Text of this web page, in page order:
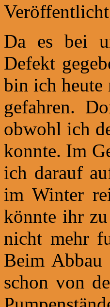
Da es bei
Defekt
bin ich
gefahren.
obwohl ich
konnte. Im
ich darauf
im Winter
könnte ihr
nicht mehr
Beim Abbau
schon von